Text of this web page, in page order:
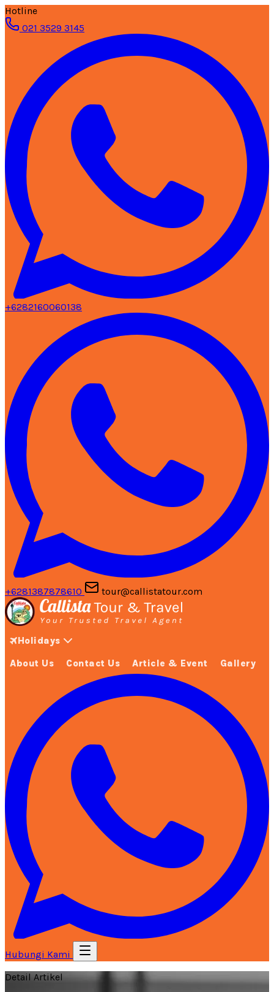
Hotline
021 3529 3145
+6282160060138
+6281387878610 tour@callistatour.com
Holidays
About Us Contact Us Article & Event Gallery
Hubungi Kami
Detail Artikel